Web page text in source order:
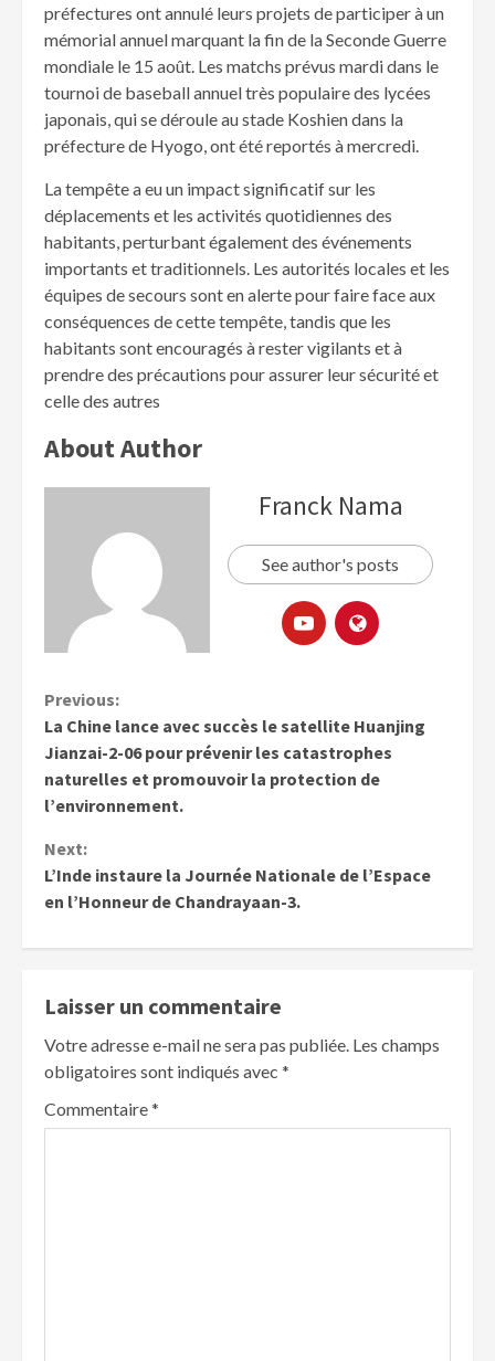
préfectures ont annulé leurs projets de participer à un
mémorial annuel marquant la fin de la Seconde Guerre
mondiale le 15 août. Les matchs prévus mardi dans le
tournoi de baseball annuel très populaire des lycées
japonais, qui se déroule au stade Koshien dans la
préfecture de Hyogo, ont été reportés à mercredi.
La tempête a eu un impact significatif sur les
déplacements et les activités quotidiennes des
habitants, perturbant également des événements
importants et traditionnels. Les autorités locales et les
équipes de secours sont en alerte pour faire face aux
conséquences de cette tempête, tandis que les
habitants sont encouragés à rester vigilants et à
prendre des précautions pour assurer leur sécurité et
celle des autres
About Author
Franck Nama
See author's posts
Previous:
La Chine lance avec succès le satellite Huanjing
Jianzai-2-06 pour prévenir les catastrophes
naturelles et promouvoir la protection de
l’environnement.
Next:
L’Inde instaure la Journée Nationale de l’Espace
en l’Honneur de Chandrayaan-3.
Laisser un commentaire
Votre adresse e-mail ne sera pas publiée. Les champs
obligatoires sont indiqués avec *
Commentaire*